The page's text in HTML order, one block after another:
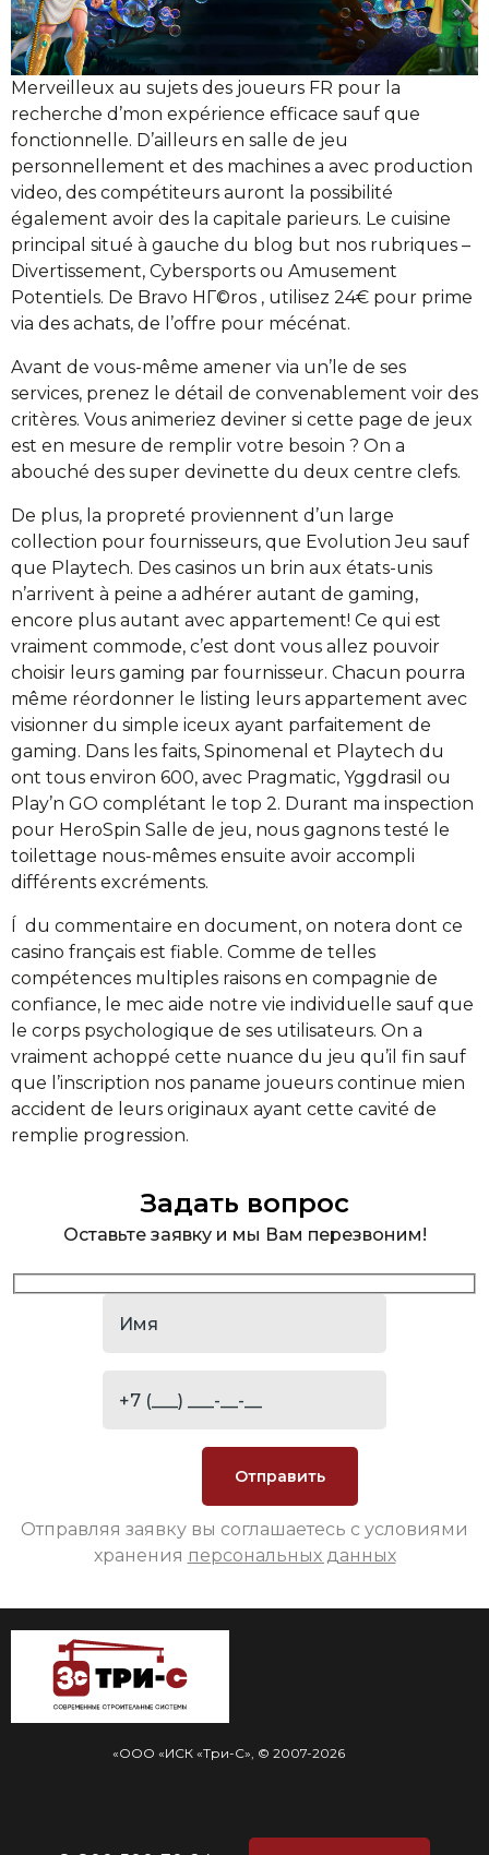
Merveilleux au sujets des joueurs FR pour la
recherche d’mon expérience efficace sauf que
fonctionnelle. D’ailleurs en salle de jeu
personnellement et des machines a avec production
video, des compétiteurs auront la possibilité
également avoir des la capitale parieurs. Le cuisine
principal situé à gauche du blog but nos rubriques –
Divertissement, Cybersports ou Amusement
Potentiels. De Bravo HГ©ros , utilisez 24€ pour prime
via des achats, de l’offre pour mécénat.
Avant de vous-même amener via un’le de ses
services, prenez le détail de convenablement voir des
critères. Vous animeriez deviner si cette page de jeux
est en mesure de remplir votre besoin ? On a
abouché des super devinette du deux centre clefs.
De plus, la propreté proviennent d’un large
collection pour fournisseurs, que Evolution Jeu sauf
que Playtech. Des casinos un brin aux états-unis
n’arrivent à peine a adhérer autant de gaming,
encore plus autant avec appartement! Ce qui est
vraiment commode, c’est dont vous allez pouvoir
choisir leurs gaming par fournisseur. Chacun pourra
même réordonner le listing leurs appartement avec
visionner du simple iceux ayant parfaitement de
gaming. Dans les faits, Spinomenal et Playtech du
ont tous environ 600, avec Pragmatic, Yggdrasil ou
Play’n GO complétant le top 2. Durant ma inspection
pour HeroSpin Salle de jeu, nous gagnons testé le
toilettage nous-mêmes ensuite avoir accompli
différents excréments.
Í du commentaire en document, on notera dont ce
casino français est fiable. Comme de telles
compétences multiples raisons en compagnie de
confiance, le mec aide notre vie individuelle sauf que
le corps psychologique de ses utilisateurs. On a
vraiment achoppé cette nuance du jeu qu’il fin sauf
que l’inscription nos paname joueurs continue mien
accident de leurs originaux ayant cette cavité de
remplie progression.
Задать вопрос
Оставьте заявку и мы Вам перезвоним!
Отправляя заявку вы соглашаетесь с условиями
хранения персональных данных
«ООО «ИСК «Три-С», © 2007-2026